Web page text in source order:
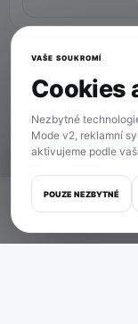
SOUKROMÍ
VAŠE SOUKROMÍ
Cookies
Nezbytné
Mode v2, reklamní
aktivujeme podle
POUZE NEZBYTNÉ